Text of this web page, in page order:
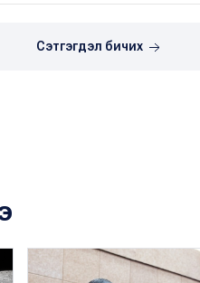
Сэтгэгдэл бичих